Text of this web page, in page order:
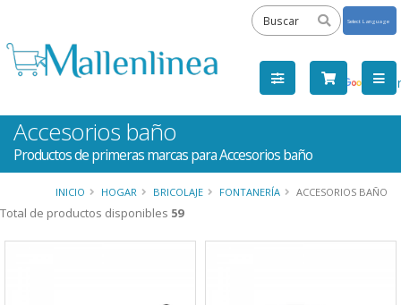
by
Accesorios baño
Productos de primeras marcas para Accesorios baño
INICIO HOGAR BRICOLAJE FONTANERÍA ACCESORIOS BAÑO
Total de productos disponibles 59